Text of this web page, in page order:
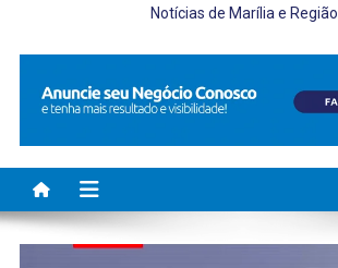
Notícias de Marília e Região